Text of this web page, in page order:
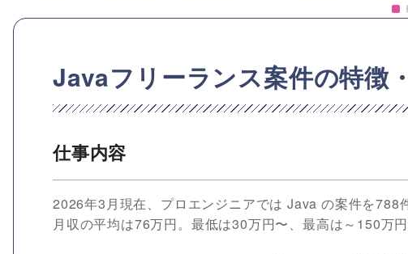
Javaフリーランス案件の特徴
仕事内容
2026年3月現在、プロエンジニアでは Java の案件を788
月収の平均は76万円。最低は30万円〜、最高は～150万円